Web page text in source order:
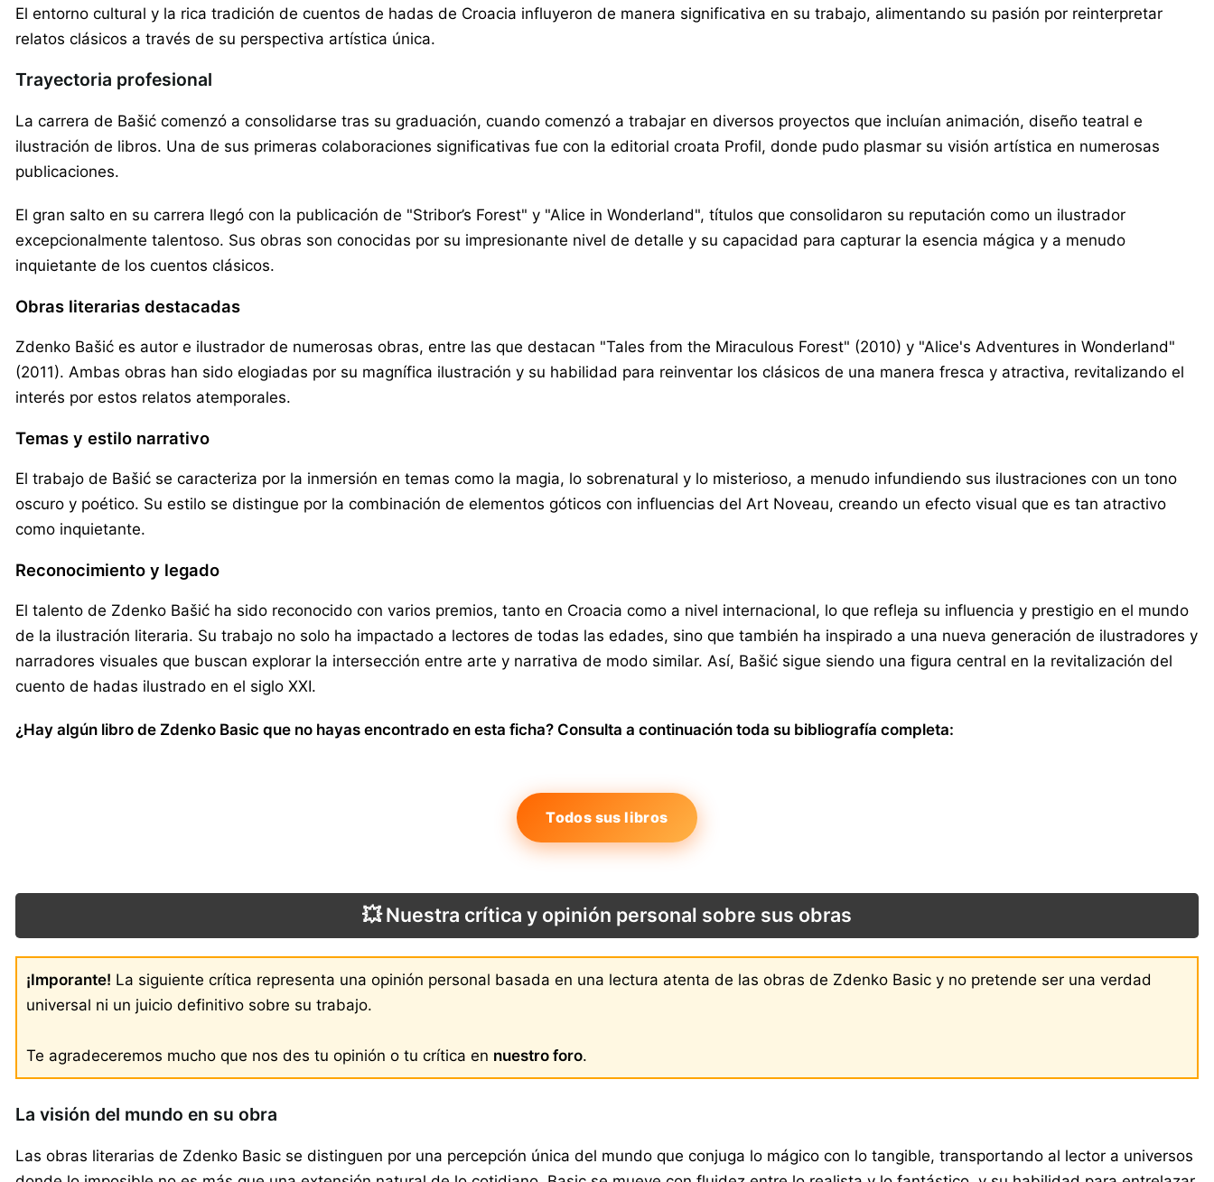
El entorno cultural y la rica tradición de cuentos de hadas de Croacia influyeron de manera significativa en su trabajo, alimentando su pasión por reinterpretar
relatos clásicos a través de su perspectiva artística única.
Trayectoria profesional
La carrera de Bašić comenzó a consolidarse tras su graduación, cuando comenzó a trabajar en diversos proyectos que incluían animación, diseño teatral e
ilustración de libros. Una de sus primeras colaboraciones significativas fue con la editorial croata Profil, donde pudo plasmar su visión artística en numerosas
publicaciones.
El gran salto en su carrera llegó con la publicación de "Stribor’s Forest" y "Alice in Wonderland", títulos que consolidaron su reputación como un ilustrador
excepcionalmente talentoso. Sus obras son conocidas por su impresionante nivel de detalle y su capacidad para capturar la esencia mágica y a menudo
inquietante de los cuentos clásicos.
Obras literarias destacadas
Zdenko Bašić es autor e ilustrador de numerosas obras, entre las que destacan "Tales from the Miraculous Forest" (2010) y "Alice's Adventures in Wonderland"
(2011). Ambas obras han sido elogiadas por su magnífica ilustración y su habilidad para reinventar los clásicos de una manera fresca y atractiva, revitalizando el
interés por estos relatos atemporales.
Temas y estilo narrativo
El trabajo de Bašić se caracteriza por la inmersión en temas como la magia, lo sobrenatural y lo misterioso, a menudo infundiendo sus ilustraciones con un tono
oscuro y poético. Su estilo se distingue por la combinación de elementos góticos con influencias del Art Noveau, creando un efecto visual que es tan atractivo
como inquietante.
Reconocimiento y legado
El talento de Zdenko Bašić ha sido reconocido con varios premios, tanto en Croacia como a nivel internacional, lo que refleja su influencia y prestigio en el mundo
de la ilustración literaria. Su trabajo no solo ha impactado a lectores de todas las edades, sino que también ha inspirado a una nueva generación de ilustradores y
narradores visuales que buscan explorar la intersección entre arte y narrativa de modo similar. Así, Bašić sigue siendo una figura central en la revitalización del
cuento de hadas ilustrado en el siglo XXI.
¿Hay algún libro de Zdenko Basic que no hayas encontrado en esta ficha? Consulta a continuación toda su bibliografía completa:
Todos sus libros
💥 Nuestra crítica y opinión personal sobre sus obras
¡Imporante! La siguiente crítica representa una opinión personal basada en una lectura atenta de las obras de Zdenko Basic y no pretende ser una verdad
universal ni un juicio definitivo sobre su trabajo.
Te agradeceremos mucho que nos des tu opinión o tu crítica en nuestro foro.
La visión del mundo en su obra
Las obras literarias de Zdenko Basic se distinguen por una percepción única del mundo que conjuga lo mágico con lo tangible, transportando al lector a universos